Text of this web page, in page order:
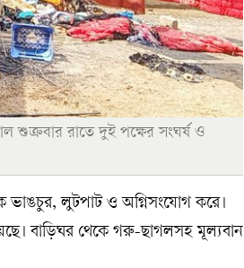
শুক্রবার রাতে দুই পক্ষের সংঘর্ষ ও
ভাঙচুর, লুটপাট ও অগ্নিসংযোগ করে।
বাড়িঘর থেকে গরু-ছাগলসহ মূল্যবান